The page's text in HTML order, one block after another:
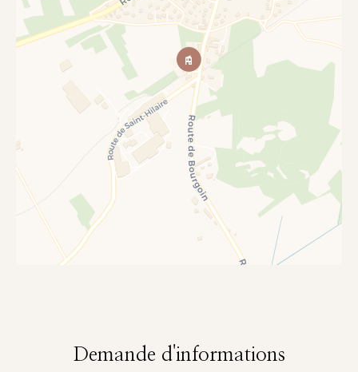
Demande d'informations